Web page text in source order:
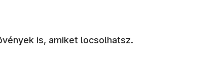
is, amiket locsolhatsz.